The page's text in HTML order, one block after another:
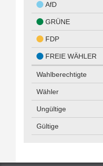
AfD
GRÜNE
FDP
FREIE WÄHLER
Wahlberechtigte
Wähler
Ungültige
Gültige